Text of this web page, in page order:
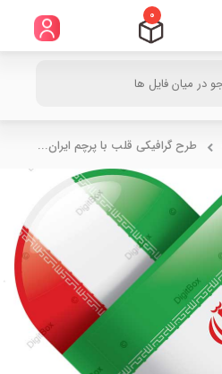
0
طرح گرافیکی قلب با پرچم ایران...